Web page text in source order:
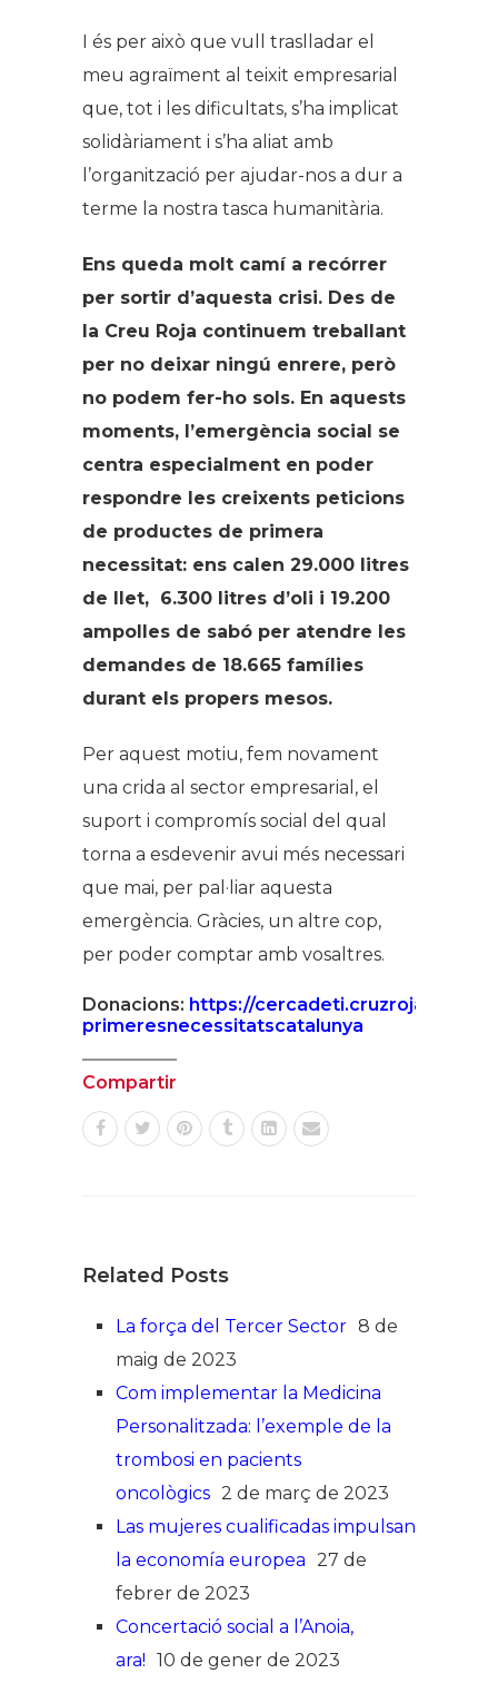
I és per això que vull traslladar el
meu agraïment al teixit empresarial
que, tot i les dificultats, s’ha implicat
solidàriament i s’ha aliat amb
l’organització per ajudar-nos a dur a
terme la nostra tasca humanitària.
Ens queda molt camí a recórrer
per sortir d’aquesta crisi. Des de
la Creu Roja continuem treballant
per no deixar ningú enrere, però
no podem fer-ho sols. En aquests
moments, l’emergència social se
centra especialment en poder
respondre les creixents peticions
de productes de primera
necessitat: ens calen 29.000 litres
de llet, 6.300 litres d’oli i 19.200
ampolles de sabó per atendre les
demandes de 18.665 famílies
durant els propers mesos.
Per aquest motiu, fem novament
una crida al sector empresarial, el
suport i compromís social del qual
torna a esdevenir avui més necessari
que mai, per pal·liar aquesta
emergència. Gràcies, un altre cop,
per poder comptar amb vosaltres.
Donacions: https://cercadeti.cruzroja.es/
primeresnecessitatscatalunya
Compartir
Related Posts
La força del Tercer Sector 8 de
maig de 2023
Com implementar la Medicina
Personalitzada: l’exemple de la
trombosi en pacients
oncològics 2 de març de 2023
Las mujeres cualificadas impulsan
la economía europea 27 de
febrer de 2023
Concertació social a l’Anoia,
ara! 10 de gener de 2023